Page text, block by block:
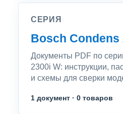
СЕРИЯ
Bosch Condens
Документы PDF по
2300i W: инструкции,
и схемы для сверки
1 документ · 0 товаров